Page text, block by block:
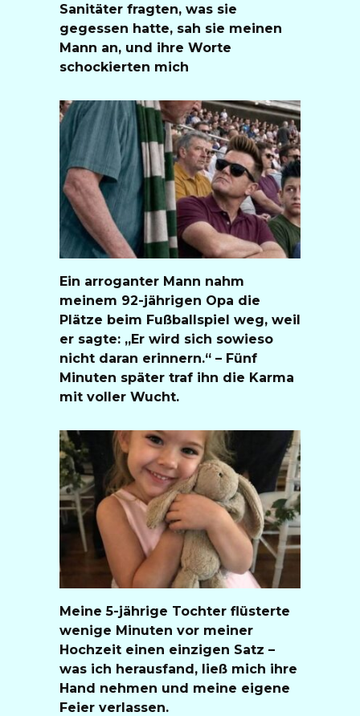
Sanitäter fragten, was sie
gegessen hatte, sah sie meinen
Mann an, und ihre Worte
schockierten mich
Ein arroganter Mann nahm
meinem 92-jährigen Opa die
Plätze beim Fußballspiel weg, weil
er sagte: „Er wird sich sowieso
nicht daran erinnern.“ – Fünf
Minuten später traf ihn die Karma
mit voller Wucht.
Meine 5-jährige Tochter flüsterte
wenige Minuten vor meiner
Hochzeit einen einzigen Satz –
was ich herausfand, ließ mich ihre
Hand nehmen und meine eigene
Feier verlassen.